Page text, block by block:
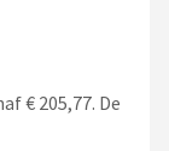
€ 205,77. De